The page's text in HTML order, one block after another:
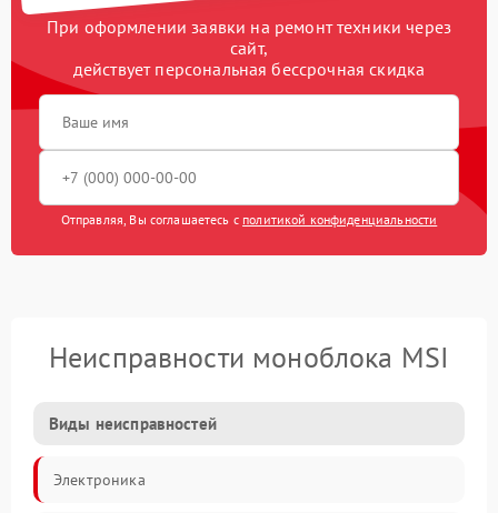
При оформлении заявки на ремонт техники через
сайт,
действует персональная бессрочная скидка
Отправляя, Вы соглашаетесь с политикой конфиденциальности
Неисправности моноблока MSI
Виды неисправностей
Электроника